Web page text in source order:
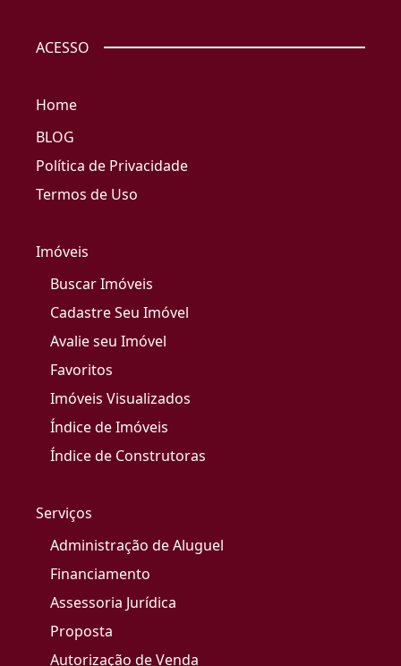
ACESSO
Home
BLOG
Política de Privacidade
Termos de Uso
Imóveis
Buscar Imóveis
Cadastre Seu Imóvel
Avalie seu Imóvel
Favoritos
Imóveis Visualizados
Índice de Imóveis
Índice de Construtoras
Serviços
Administração de Aluguel
Financiamento
Assessoria Jurídica
Proposta
Autorização de Venda